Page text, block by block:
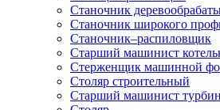
Станочник
Станочник широкого
Станочник–распиловщик
Старший машинист
Стерженщик машинной
Столяр строительный
Старший машинист